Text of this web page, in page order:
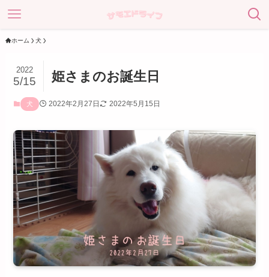
ホーム 犬
姫さまのお誕生日
2022
5/15
犬 2022年2月27日 2022年5月15日